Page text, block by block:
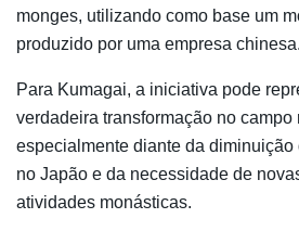
monges, utilizando como base um
produzido por uma empresa chinesa.
Para Kumagai, a iniciativa pode
verdadeira transformação no campo
especialmente diante da diminuição
no Japão e da necessidade de
atividades monásticas.